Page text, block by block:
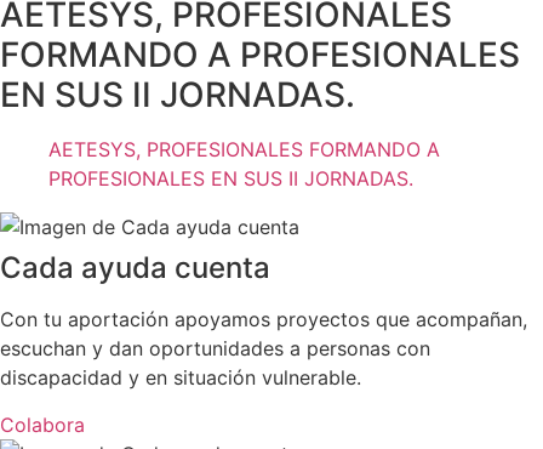
AETESYS, PROFESIONALES
FORMANDO A PROFESIONALES
EN SUS II JORNADAS.
AETESYS, PROFESIONALES FORMANDO A
PROFESIONALES EN SUS II JORNADAS.
Cada ayuda cuenta
Con tu aportación apoyamos proyectos que acompañan,
escuchan y dan oportunidades a personas con
discapacidad y en situación vulnerable.
Colabora